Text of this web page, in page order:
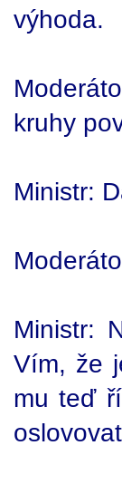
výhoda.
kruhy
Ministr:
Ministr:
Vím, že
mu teď